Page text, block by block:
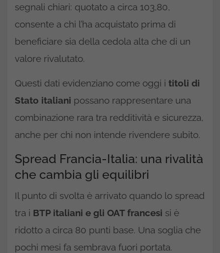
segnali chiari: quotato a circa 103,80,
consente a chi l’ha acquistato prima di
beneficiare sia della cedola alta che di un
valore rivalutato.
Questi dati evidenziano come oggi i titoli di
Stato italiani possano rappresentare una
combinazione rara tra redditività e sicurezza,
anche per chi non intende rivendere subito.
Spread Francia-Italia: una rivalità
che cambia gli equilibri
Il punto di svolta è arrivato quando lo spread
tra i BTP italiani e gli OAT francesi si è
ridotto a circa 80 punti base. Una soglia che
pochi mesi fa sembrava fuori portata.